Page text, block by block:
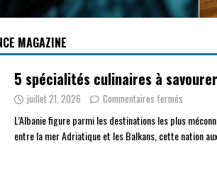
MAGAZINE
5 spécialités culinaires à
juillet 21, 2026 Commentaires fermés
L’Albanie figure parmi les destinations les plus
entre la mer Adriatique et les Balkans, cette nation